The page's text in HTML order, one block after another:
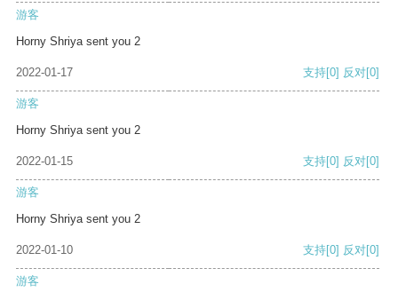
游客
Horny Shriya sent you 2
2022-01-17 支持[0] 反对[0]
游客
Horny Shriya sent you 2
2022-01-15 支持[0] 反对[0]
游客
Horny Shriya sent you 2
2022-01-10 支持[0] 反对[0]
游客